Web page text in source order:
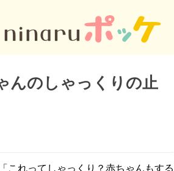
んのしゃっくりの止
これってしゃっくり？赤ちゃんもする